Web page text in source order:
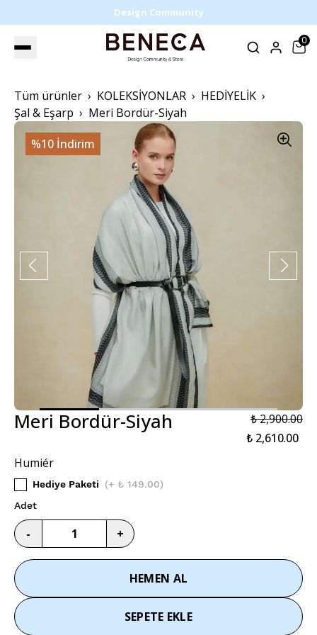
Design Community
0
Tüm ürünler KOLEKSİYONLAR
HEDİYELİK
Şal & Eşarp
Meri Bordür-Siyah
%10 İndirim
Meri Bordür-Siyah
₺ 2,900.00
₺ 2,610.00
Humiér
Hediye Paketi (+ ₺ 149.00)
Adet
- +
HEMEN AL
SEPETE EKLE